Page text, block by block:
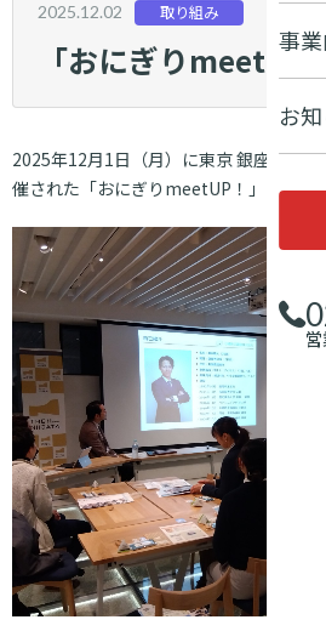
事
お
2025.12.02 取り組み
「おにぎりmeetUP
2025年12月1日（月）に東京 銀座・新
催された「おにぎりmeetUP！」に、参